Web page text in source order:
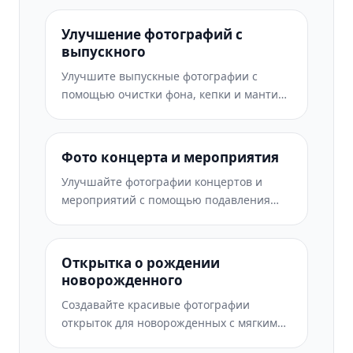
удостоверений личности, с правильным
цветом фона, размером головы и
требованиями к выражению лица.
Улучшение фотографий с
выпускного
Улучшите выпускные фотографии с
помощью очистки фона, кепки и мантии
повышения резкости рамок и
объявлений перед печатью.
Фото концерта и мероприятия
Улучшайте фотографии концертов и
мероприятий с помощью подавления
сцены цветокоррекции, устранения
отвлекающих факторов толпы и
восстановления деталей из снимков в
темных местах.
Открытка о рождении
новорожденного
Создавайте красивые фотографии
открыток для новорожденных с мягким